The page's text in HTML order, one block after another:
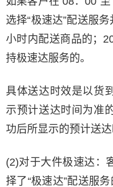
选择“极速达”配送服
小时内配送商品的；
持极速达服务的。
具体送达时效是以货
示预计送达时间为准
功后所显示的预计送达
(2)对于大件极速达：
择了“极速达”配送服